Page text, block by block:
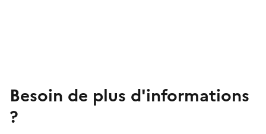
Besoin de plus d'informations
?